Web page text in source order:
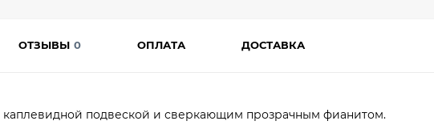
ОТЗЫВЫ 0 ОПЛАТА ДОСТАВКА
подвеской и сверкающим прозрачным фианитом.